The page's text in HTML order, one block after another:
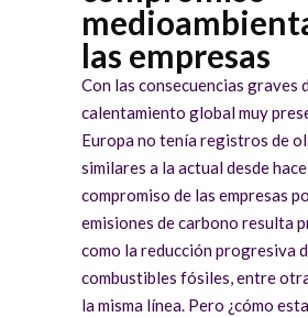
las empresas
Con las consecuencias graves
calentamiento global muy
Europa no tenía registros de
similares a la actual desde
compromiso de las empresas
emisiones de carbono resulta
como la reducción progresiva
combustibles fósiles, entre
la misma línea. Pero ¿cómo